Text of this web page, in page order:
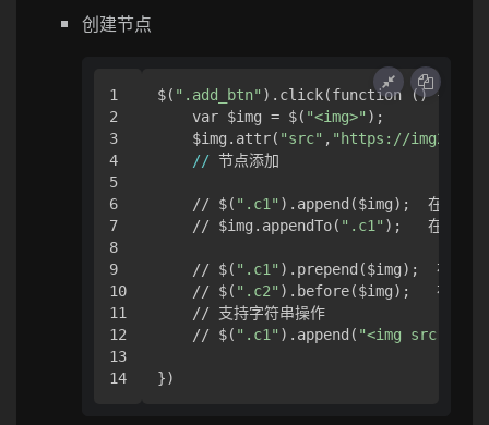
创建节点
1
2
3
4
5
6
7
8
9
10
11
12
13
$( ".add_btn" ).click(function () {
    var $img = $(
"<img>" );
    $img.attr(
"src" , "https://
// 节点添加
    // $(
".c1" ).append($img);  在c1节点
    // $img.appendTo(
".c1" );   在c1节点
    // $(
".c1" ).prepend($img);  在c1节
    // $(
".c2" ).before($img);   在c2前面
    // 支持字符串操作
    // $(
".c1" ).append( "<img src
})